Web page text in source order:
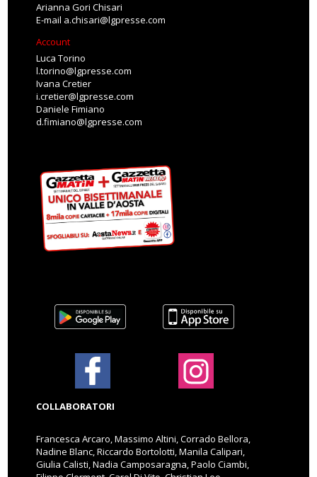
Arianna Gori Chisari
E-mail a.chisari@lgpresse.com
Account
Luca Torino
l.torino@lgpresse.com
Ivana Cretier
i.cretier@lgpresse.com
Daniele Fimiano
d.fimiano@lgpresse.com
COLLABORATORI
Francesca Arcaro, Massimo Altini, Corrado Bellora,
Nadine Blanc, Riccardo Bortolotti, Manila Calipari,
Giulia Calisti, Nadia Camposaragna, Paolo Ciambi,